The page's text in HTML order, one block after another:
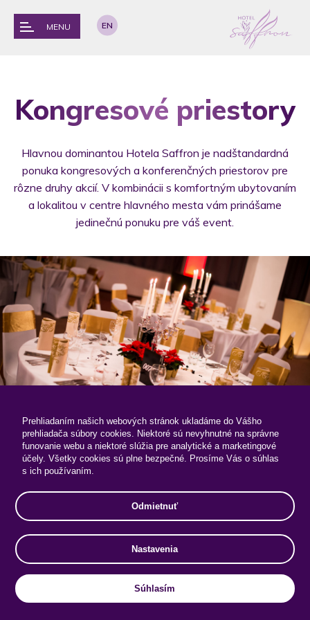
MENU EN
Kongresové priestory
Hlavnou dominantou Hotela Saffron je nadštandardná
ponuka kongresových a konferenčných priestorov pre
rôzne druhy akcií. V kombinácii s komfortným ubytovaním
a lokalitou v centre hlavného mesta vám prinášame
jedinečnú ponuku pre váš event.
KONGRESOVÁ SÁLA
Max. 600 hostí Rozloha 500 m2+ 300 m2
Prehliadaním našich webových stránok ukladáme do Vášho
prehliadača súbory cookies. Niektoré sú nevyhnutné na správne
funovanie webu a niektoré slúžia pre analytické a marketingové
účely. Všetky cookies sú plne bezpečné. Prosíme Vás o súhlas
s ich používaním.
Odmietnuť
Nastavenia
Súhlasím